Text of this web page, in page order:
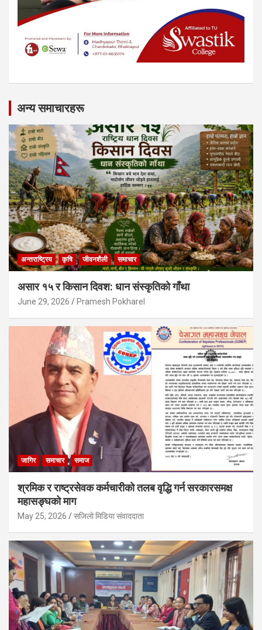
अन्य समाचारहरू
अन्तराष्ट्रिय कृषि जीवनशैली समाचार
असार १५ र किसान दिवश: धान संस्कृतिको गाँथा
June 29, 2026 Pramesh Pokharel
जागिर समाचार समाज
श्रमिक र राष्ट्रसेवक कर्मचारीको तलब वृद्धि गर्न सरकारसमक्ष
महासङ्घको माग
May 25, 2026 सजिलो मिडिया संवाददाता